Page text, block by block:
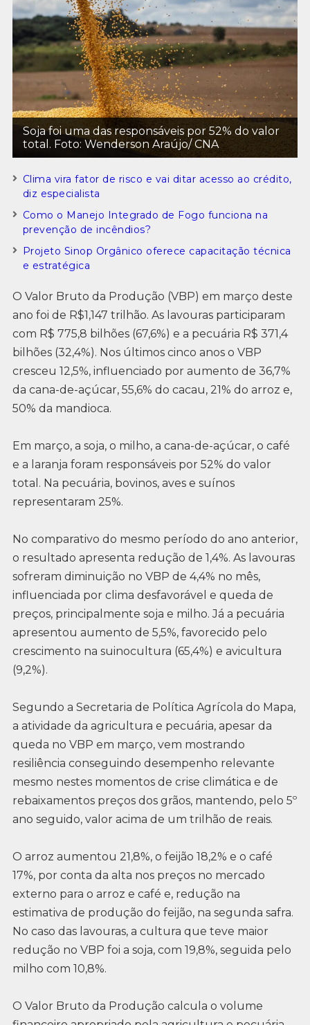
Soja foi uma das responsáveis por 52% do valor
total. Foto: Wenderson Araújo/ CNA
Clima vira fator de risco e vai ditar acesso ao crédito,
diz especialista
Como o Manejo Integrado de Fogo funciona na
prevenção de incêndios?
Projeto Sinop Orgânico oferece capacitação técnica
e estratégica
O Valor Bruto da Produção (VBP) em março deste
ano foi de R$1,147 trilhão. As lavouras participaram
com R$ 775,8 bilhões (67,6%) e a pecuária R$ 371,4
bilhões (32,4%). Nos últimos cinco anos o VBP
cresceu 12,5%, influenciado por aumento de 36,7%
da cana-de-açúcar, 55,6% do cacau, 21% do arroz e,
50% da mandioca.
Em março, a soja, o milho, a cana-de-açúcar, o café
e a laranja foram responsáveis por 52% do valor
total. Na pecuária, bovinos, aves e suínos
representaram 25%.
No comparativo do mesmo período do ano anterior,
o resultado apresenta redução de 1,4%. As lavouras
sofreram diminuição no VBP de 4,4% no mês,
influenciada por clima desfavorável e queda de
preços, principalmente soja e milho. Já a pecuária
apresentou aumento de 5,5%, favorecido pelo
crescimento na suinocultura (65,4%) e avicultura
(9,2%).
Segundo a Secretaria de Política Agrícola do Mapa,
a atividade da agricultura e pecuária, apesar da
queda no VBP em março, vem mostrando
resiliência conseguindo desempenho relevante
mesmo nestes momentos de crise climática e de
rebaixamentos preços dos grãos, mantendo, pelo 5º
ano seguido, valor acima de um trilhão de reais.
O arroz aumentou 21,8%, o feijão 18,2% e o café
17%, por conta da alta nos preços no mercado
externo para o arroz e café e, redução na
estimativa de produção do feijão, na segunda safra.
No caso das lavouras, a cultura que teve maior
redução no VBP foi a soja, com 19,8%, seguida pelo
milho com 10,8%.
O Valor Bruto da Produção calcula o volume